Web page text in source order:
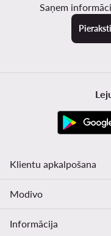
Saņem
Klientu apkalpošana
Modivo
Informācija